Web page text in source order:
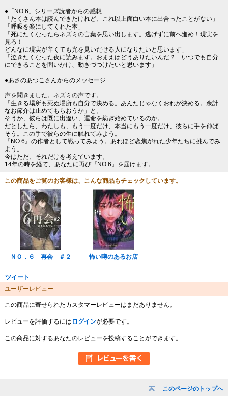
このページのトップへ
●「NO.6」シリーズ読者からの感想
「たくさん本は読んできたけれど、これ以上面白い本に出合ったことがない」
「呼吸を楽にしてくれた本」
「死にたくなったらネズミの言葉を思い出します。逃げずに前へ進め！現実を
見ろ！
どんなに現実が辛くても光を見いだせる人になりたいと思います」
「泣きたくなった夜に読みます。おまえはどうありたいんだ？ いつでも自分
にできることを問いかけ、動きづつけたいと思います」
●あさのあつこさんからのメッセージ
声を聞きました。ネズミの声です。
「生きる場所も死ぬ場所も自分で決める。あんたじゃなくおれが決める。余計
なお節介は止めてもらおうか」と。
そうか、彼らは既に出逢い、運命を紡ぎ始めているのか。
だとしたら、わたしも、もう一度だけ、本当にもう一度だけ、彼らに手を伸ば
そう。この手で彼らの生に触れてみよう。
『NO.6』の作者として戦ってみよう。あれほど恋焦がれた少年たちに挑んでみ
よう。
今はただ、それだけを考えています。
14年の時を経て、あなたに再び『NO.6』を届けます。
この商品をご覧のお客様は、こんな商品もチェックしています。
ＮＯ．６ 再会 ＃２ 怖い噂のあるお店
ツイート
ユーザーレビュー
この商品に寄せられたカスタマーレビューはまだありません。
レビューを評価するには ログインが必要です。
この商品に対するあなたのレビューを投稿することができます。